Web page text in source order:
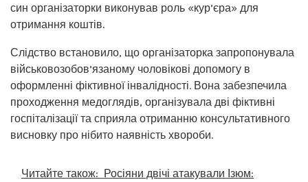
син організаторки виконував роль «кур’єра» для
отримання коштів.
Слідство встановило, що організаторка запропонувала
військовозобов’язаному чоловікові допомогу в
оформленні фіктивної інвалідності. Вона забезпечила
проходження медоглядів, організувала дві фіктивні
госпіталізації та сприяла отриманню консультативного
висновку про нібито наявність хвороби.
Читайте також: Росіяни двічі атакували Ізюм: